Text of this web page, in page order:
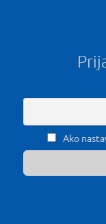
Ako